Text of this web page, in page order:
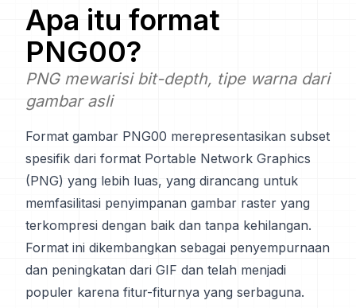
Apa itu format
PNG00?
PNG mewarisi bit-depth, tipe warna dari
gambar asli
Format gambar PNG00 merepresentasikan subset
spesifik dari format Portable Network Graphics
(PNG) yang lebih luas, yang dirancang untuk
memfasilitasi penyimpanan gambar raster yang
terkompresi dengan baik dan tanpa kehilangan.
Format ini dikembangkan sebagai penyempurnaan
dan peningkatan dari GIF dan telah menjadi
populer karena fitur-fiturnya yang serbaguna.